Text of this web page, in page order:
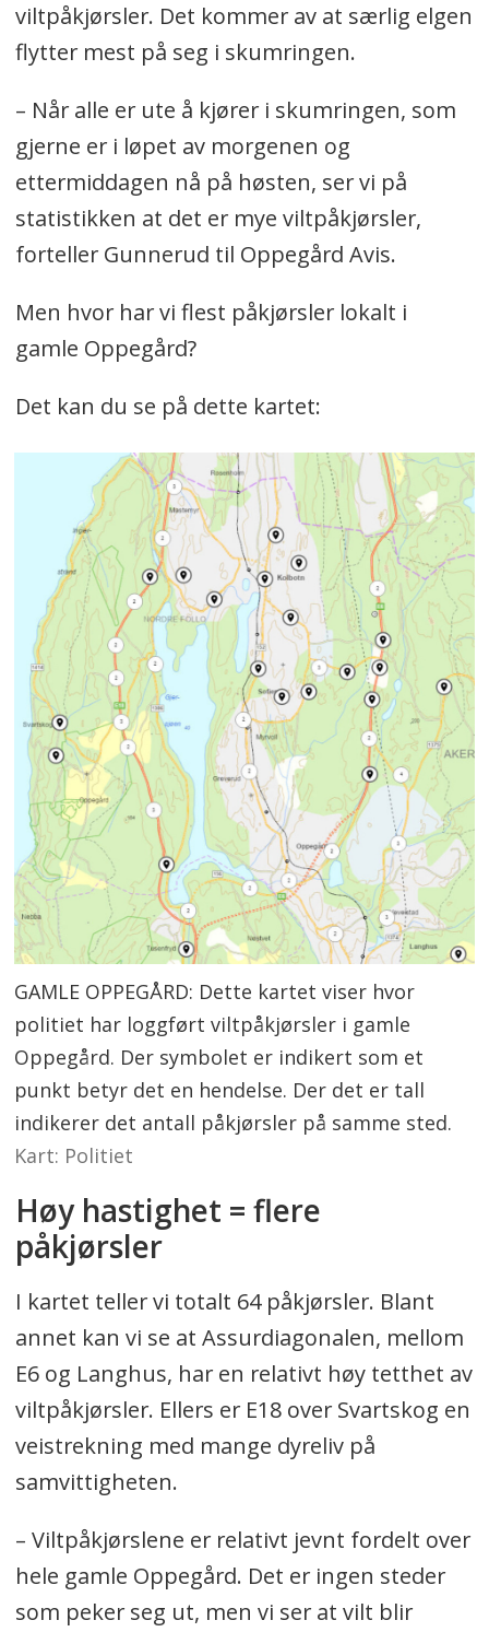
viltpåkjørsler. Det kommer av at særlig elgen
flytter mest på seg i skumringen.
– Når alle er ute å kjører i skumringen, som
gjerne er i løpet av morgenen og
ettermiddagen nå på høsten, ser vi på
statistikken at det er mye viltpåkjørsler,
forteller Gunnerud til Oppegård Avis.
Men hvor har vi flest påkjørsler lokalt i
gamle Oppegård?
Det kan du se på dette kartet:
GAMLE OPPEGÅRD: Dette kartet viser hvor
politiet har loggført viltpåkjørsler i gamle
Oppegård. Der symbolet er indikert som et
punkt betyr det en hendelse. Der det er tall
indikerer det antall påkjørsler på samme sted.
Kart: Politiet
Høy hastighet = flere
påkjørsler
I kartet teller vi totalt 64 påkjørsler. Blant
annet kan vi se at Assurdiagonalen, mellom
E6 og Langhus, har en relativt høy tetthet av
viltpåkjørsler. Ellers er E18 over Svartskog en
veistrekning med mange dyreliv på
samvittigheten.
– Viltpåkjørslene er relativt jevnt fordelt over
hele gamle Oppegård. Det er ingen steder
som peker seg ut, men vi ser at vilt blir